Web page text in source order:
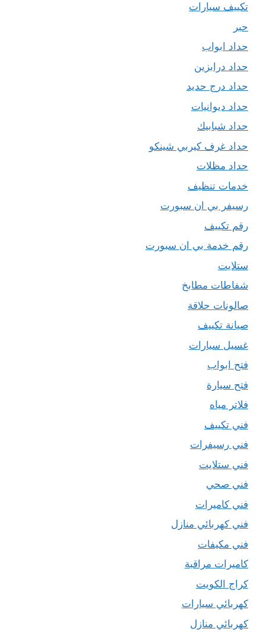
تكييف سيارات
حبر
حداد ابواب
حداد درابزين
حداد درج حديد
حداد ديوانيات
حداد شبابيك
حداد غرف كيربي شينكو
حداد مظلات
خدمات تنظيف
رسيفر بي ان سبورت
رقم تكييف
رقم خدمة بي ان سبورت
ستلايت
شفاطات مطابخ
صالونات حلاقة
صيانة تكييف
غسيل سيارات
فتح ابواب
فتح سيارة
فلاتر مياه
فني تكييف
فني رسيفرات
فني ستلايت
فني صحي
فني كاميرات
فني كهربائي منازل
فني مكيفات
كاميرات مراقبة
كراج الكويت
كهربائي سيارات
كهربائي منازل